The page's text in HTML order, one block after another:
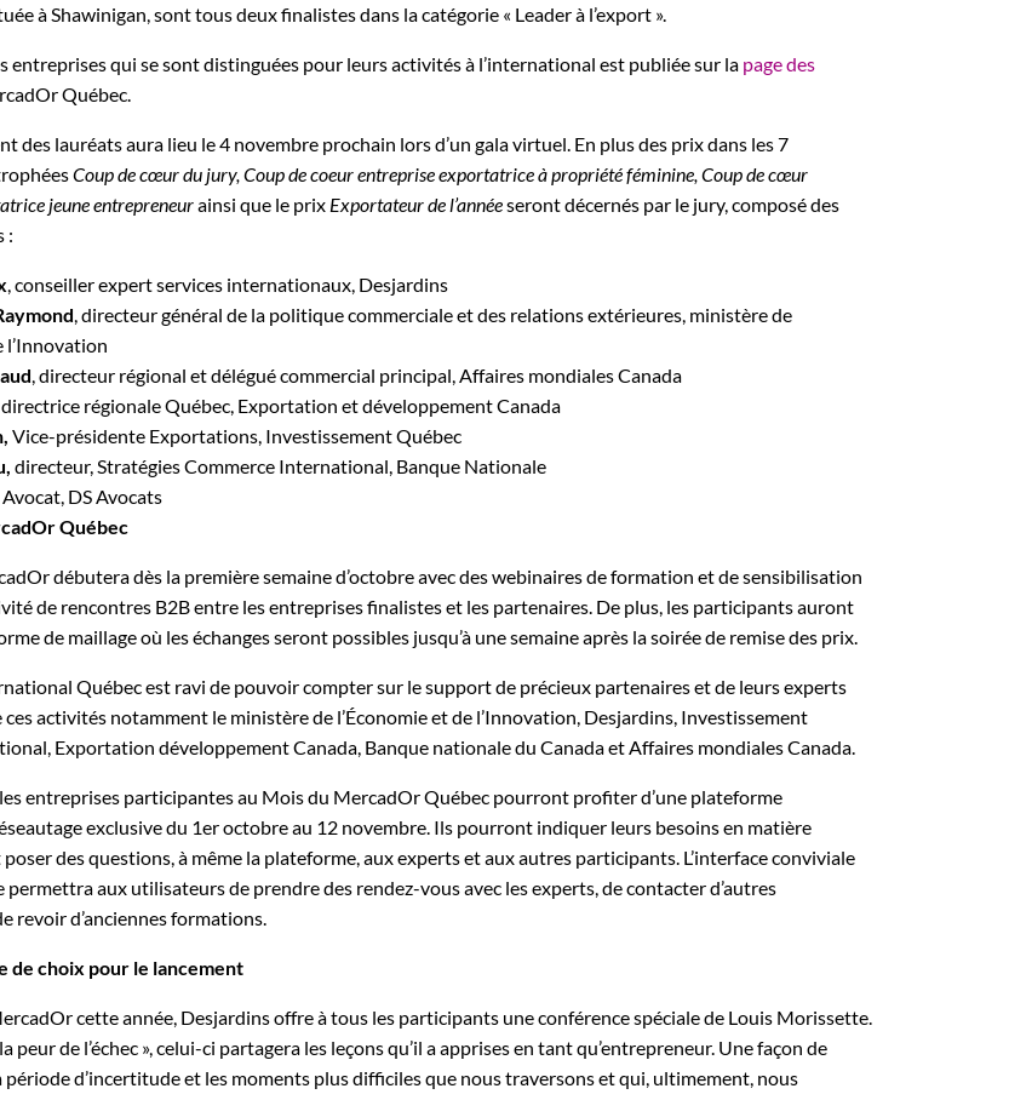
à Shawinigan, sont tous deux finalistes dans la catégorie « Leader à l’export ».
entreprises qui se sont distinguées pour leurs activités à l’international est publiée sur la page des
Québec.
des lauréats aura lieu le 4 novembre prochain lors d’un gala virtuel. En plus des prix dans les 7
Coup de cœur du jury, Coup de coeur entreprise exportatrice à propriété féminine, Coup de cœur
jeune entrepreneurainsi que le prix Exportateur de l’annéeseront décernés par le jury, composé des
:
, conseiller expert services internationaux, Desjardins
, directeur général de la politique commerciale et des relations extérieures, ministère de
l’Innovation
, directeur régional et délégué commercial principal, Affaires mondiales Canada
directrice régionale Québec, Exportation et développement Canada
Vice-présidente Exportations, Investissement Québec
directeur, Stratégies Commerce International, Banque Nationale
Avocat, DS Avocats
Québec
débutera dès la première semaine d’octobre avec des webinaires de formation et de sensibilisation
de rencontres B2B entre les entreprises finalistes et les partenaires. De plus, les participants auront
de maillage où les échanges seront possibles jusqu’à une semaine après la soirée de remise des prix.
Québec est ravi de pouvoir compter sur le support de précieux partenaires et de leurs experts
activités notamment le ministère de l’Économie et de l’Innovation, Desjardins, Investissement
Exportation développement Canada, Banque nationale du Canada et Affaires mondiales Canada.
entreprises participantes au Mois du MercadOr Québec pourront profiter d’une plateforme
exclusive du 1er octobre au 12 novembre. Ils pourront indiquer leurs besoins en matière
des questions, à même la plateforme, aux experts et aux autres participants. L’interface conviviale
permettra aux utilisateurs de prendre des rendez-vous avec les experts, de contacter d’autres
revoir d’anciennes formations.
de choix pour le lancement
cette année, Desjardins offre à tous les participants une conférence spéciale de Louis Morissette.
peur de l’échec », celui-ci partagera les leçons qu’il a apprises en tant qu’entrepreneur. Une façon de
période d’incertitude et les moments plus difficiles que nous traversons et qui, ultimement, nous